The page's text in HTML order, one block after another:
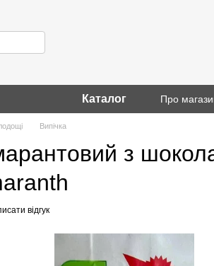
Каталог Про
Випічка
з
відгук